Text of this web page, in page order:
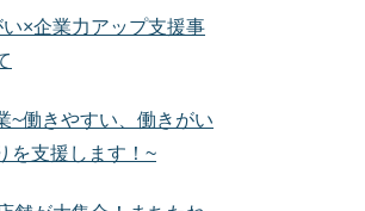
×企業力アップ支援事
~働きやすい、働きがい
を支援します！~